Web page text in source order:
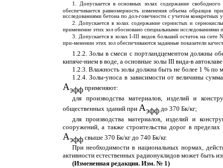
1.
Допускается в основных золах содержание
обеспечивается равномерность изменения объема образцов
исследованиями бетона по дол-говечности с учетом конкретных
2.
Допускается в золах содержание сернистых и
применение этих зол обосновано специальными
3.
Допускается в золах I-III видов больший остаток на сите
при-менении этих зол обеспечиваются заданные показатели
1.2.2. Золы в смеси с портландцементом должны
кипяче-нием в воде, а основные золы III вида-в
1.2.3. Влажность золы должна быть не более 1 % по
1.2.4. Золы-уноса в зависимости от величины
Аэфф применяют:
для производства материалов, изделий и
общественных зданий при Аэфф до 370 Бк/кг;
для производства материалов, изделий и
сооружений, а также строительства дорог в
Аэфф свыше 370 Бк/кг до 740 Бк/кг.
При необходимости в национальных нормах,
активности естественных радионуклидов может быть
(Измененная редакция. Изм. № 1)